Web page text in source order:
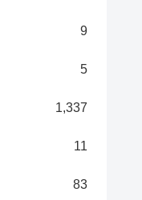
9
5
1,337
11
83